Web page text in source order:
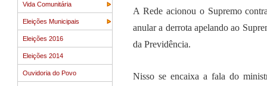
Vida Comunitária
Eleições Municipais
Eleições 2016
Eleições 2014
Ouvidoria do Povo
A Rede acionou o Supremo
anular a derrota apelando ao
da Previdência.
Nisso se encaixa a fala do